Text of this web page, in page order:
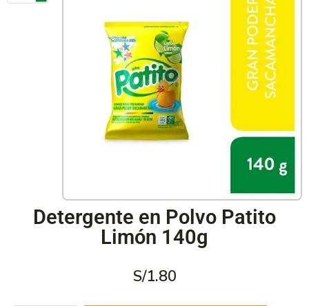
Detergente en Polvo Patito
Limón 140g
S/1.80